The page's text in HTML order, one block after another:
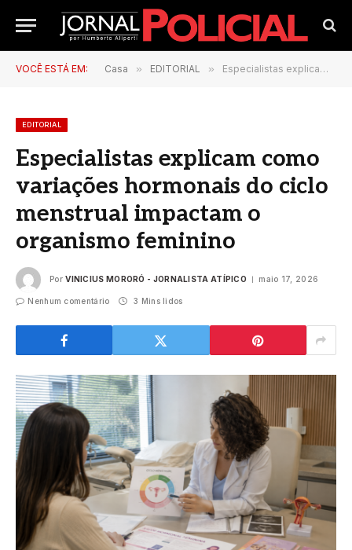
VOCÊ ESTÁ EM: Casa » EDITORIAL » Especialistas explicam como variações hormonais do ciclo menstrual impactam o organismo feminino
EDITORIAL
Especialistas explicam como
variações hormonais do ciclo
menstrual impactam o
organismo feminino
Por VINICIUS MORORÓ - JORNALISTA ATÍPICO maio 17, 2026
Nenhum comentário 3 Mins lidos